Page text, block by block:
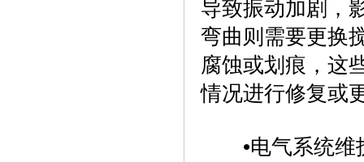
导致振动加剧，
弯曲则需要更换
腐蚀或划痕，这
情况进行修复或
‌•电气系统维